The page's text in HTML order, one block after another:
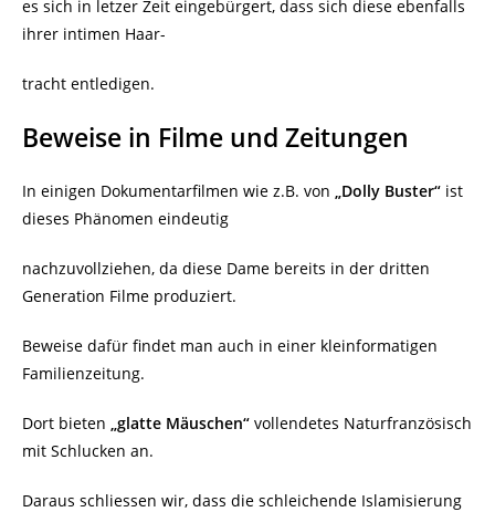
es sich in letzer Zeit eingebürgert, dass sich diese ebenfalls
ihrer intimen Haar-
tracht entledigen.
Beweise in Filme und Zeitungen
In einigen Dokumentarfilmen wie z.B. von „Dolly Buster“ ist
dieses Phänomen eindeutig
nachzuvollziehen, da diese Dame bereits in der dritten
Generation Filme produziert.
Beweise dafür findet man auch in einer kleinformatigen
Familienzeitung.
Dort bieten „glatte Mäuschen“ vollendetes Naturfranzösisch
mit Schlucken an.
Daraus schliessen wir, dass die schleichende Islamisierung